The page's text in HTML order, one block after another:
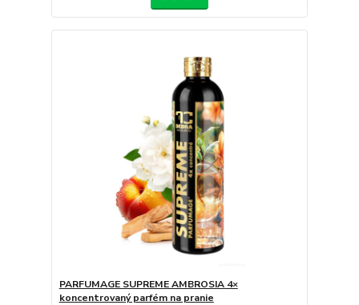
PARFUMAGE SUPREME AMBROSIA 4×
koncentrovaný parfém na pranie